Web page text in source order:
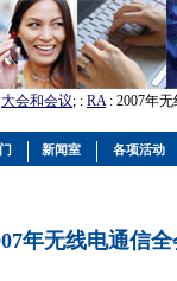
大会和会议; : RA: 2007年
年无线电通信
新闻室 各项活动